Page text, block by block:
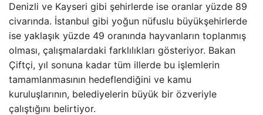
Denizli ve Kayseri gibi şehirlerde ise oranlar yüzde 89
civarında. İstanbul gibi yoğun nüfuslu büyükşehirlerde
ise yaklaşık yüzde 49 oranında hayvanların toplanmış
olması, çalışmalardaki farklılıkları gösteriyor. Bakan
Çiftçi, yıl sonuna kadar tüm illerde bu işlemlerin
tamamlanmasının hedeflendiğini ve kamu
kuruluşlarının, belediyelerin büyük bir özveriyle
çalıştığını belirtiyor.